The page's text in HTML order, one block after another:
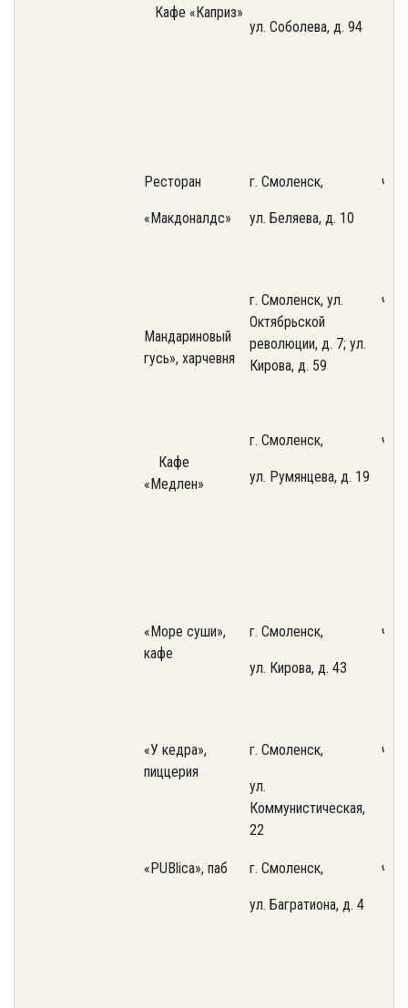
Кафе «Каприз»
ул. Соболева, д. 94
Ресторан
«Макдоналдс»
г. Смоленск,
ул. Беляева, д. 10
Мандариновый
гусь», харчевня
г. Смоленск, ул.
Октябрьской
революции, д. 7; ул.
Кирова, д. 59
Кафе
«Медлен»
г. Смоленск,
ул. Румянцева, д. 19
«Море суши»,
кафе
г. Смоленск,
ул. Кирова, д. 43
«У кедра»,
пиццерия
г. Смоленск,
ул.
Коммунистическая,
22
«PUBlica», паб г. Смоленск,
ул. Багратиона, д. 4